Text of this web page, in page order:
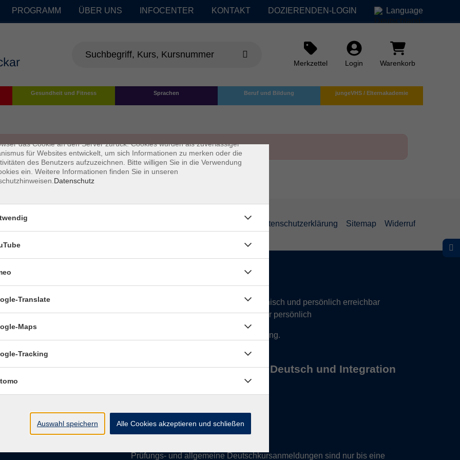
PROGRAMM ÜBER UNS INFOCENTER KONTAKT DOZIERENDEN-LOGIN Language
Merkzettel Login Warenkorb
Gesundheit und Fitness Sprachen Beruf und Bildung jungeVHS / Elternakademie
Datenschutzerklärung Sitemap Widerruf
Öffnungszeiten:
9–12.30 Uhr telefonisch und persönlich erreichbar
Mo–Do nachmittags:13.30–17 Uhr nur persönlich
Termine für Beratung nach Vereinbarung.
Öffnungszeiten des Büros Deutsch und Integration
Mi9-12 Uhr
Do & Frgeschlossen
Prüfungs- und allgemeine Deutschkursanmeldungen sind nur bis eine
sind kleine Datenmengen, die von einer Website gesendet und vom
das Cookie an den Server zurück. Cookies wurden als zuverlässiger
für Websites entwickelt, um sich Informationen zu merken oder die
des Benutzers aufzuzeichnen. Bitte willigen Sie in die Verwendung
ein. Weitere Informationen finden Sie in unseren
Datenschutz
×
Translate
Maps
Tracking
Auswahl speichern Alle Cookies akzeptieren und schließen